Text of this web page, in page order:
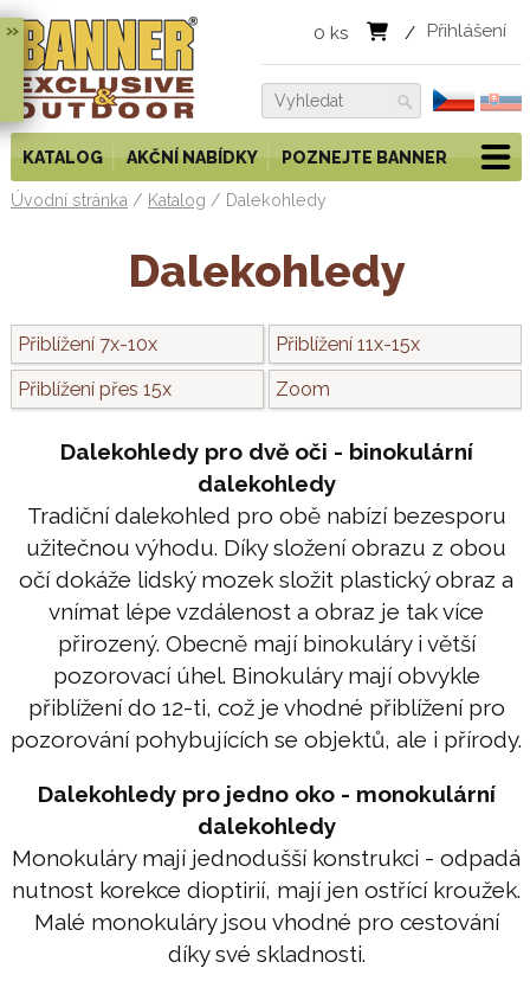
» Přihlášení
0 ks /
KATALOG AKČNÍ NABÍDKY POZNEJTE BANNER
Úvodní stránka / Katalog / Dalekohledy
Dalekohledy
Přiblížení 7x-10x
Přiblížení 11x-15x
Přiblížení přes 15x
Zoom
Dalekohledy pro dvě oči - binokulární
dalekohledy
Tradiční dalekohled pro obě nabízí bezesporu
užitečnou výhodu. Díky složení obrazu z obou
očí dokáže lidský mozek složit plastický obraz a
vnímat lépe vzdálenost a obraz je tak více
přirozený. Obecně mají binokuláry i větší
pozorovací úhel. Binokuláry mají obvykle
přiblížení do 12-ti, což je vhodné přiblížení pro
pozorování pohybujících se objektů, ale i přírody.
Dalekohledy pro jedno oko - monokulární
dalekohledy
Monokuláry mají jednodušší konstrukci - odpadá
nutnost korekce dioptirií, mají jen ostřící kroužek.
Malé monokuláry jsou vhodné pro cestování
díky své skladnosti.